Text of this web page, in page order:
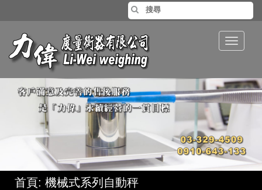
Toggle
首頁: 機械式系列自動秤